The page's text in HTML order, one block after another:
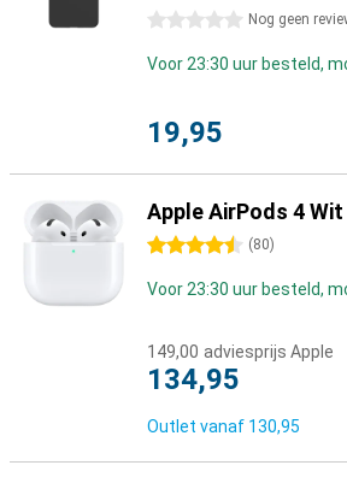
0 sterren Nog geen
Voor 23:30 uur besteld,
19,95
Apple AirPods 4 Wit
4.5 sterren (80)
Voor 23:30 uur besteld,
149,00 adviesprijs Apple
134,95
Outlet vanaf 130,95